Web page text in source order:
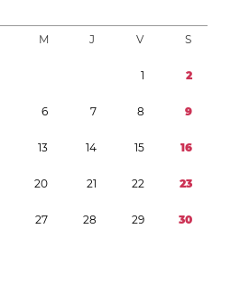
M J V S
1 2
6 7 8 9
13 14 15 16
20 21 22 23
27 28 29 30